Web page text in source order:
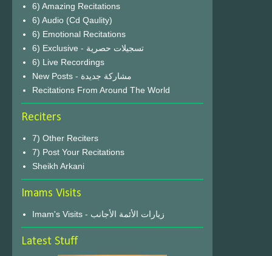
6) Amazing Recitations
6) Audio (Cd Qaulity)
6) Emotional Recitations
6) Exclusive - تسجيلات حصرية
6) Live Recordings
New Posts - مشاركة جديدة
Recitations From Around The World
Reciters
7) Other Reciters
7) Post Your Recitations
Sheikh Arkani
Imams Visits
Imam's Visits - زيارات الأئمة الأجانب
Latest Stuff